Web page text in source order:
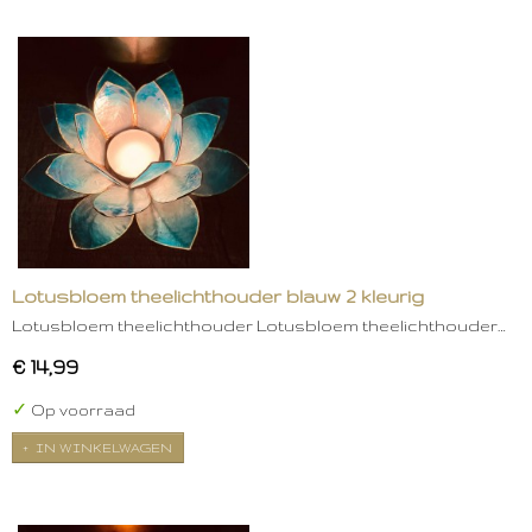
Lotusbloem theelichthouder blauw 2 kleurig
Lotusbloem theelichthouder Lotusbloem theelichthouder…
€ 14,99
✓ Op voorraad
IN WINKELWAGEN